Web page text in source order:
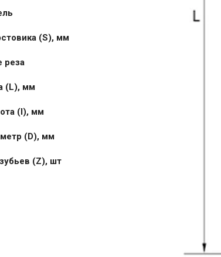
(S), мм
реза
(L), мм
(I), мм
(D), мм
(Z), шт